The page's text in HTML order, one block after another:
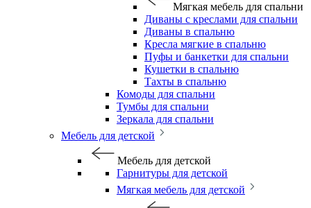
Мягкая мебель для спальни
Диваны с креслами для спальни
Диваны в спальню
Кресла мягкие в спальню
Пуфы и банкетки для спальни
Кушетки в спальню
Тахты в спальню
Комоды для спальни
Тумбы для спальни
Зеркала для спальни
Мебель для детской
Мебель для детской
Гарнитуры для детской
Мягкая мебель для детской